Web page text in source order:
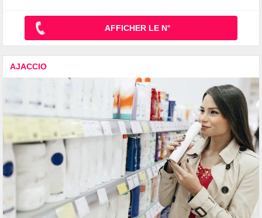
AFFICHER LE N°
AJACCIO